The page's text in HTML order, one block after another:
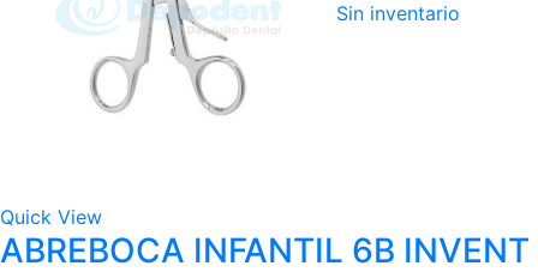
Sin inventario
Quick View
ABREBOCA INFANTIL 6B INVENT